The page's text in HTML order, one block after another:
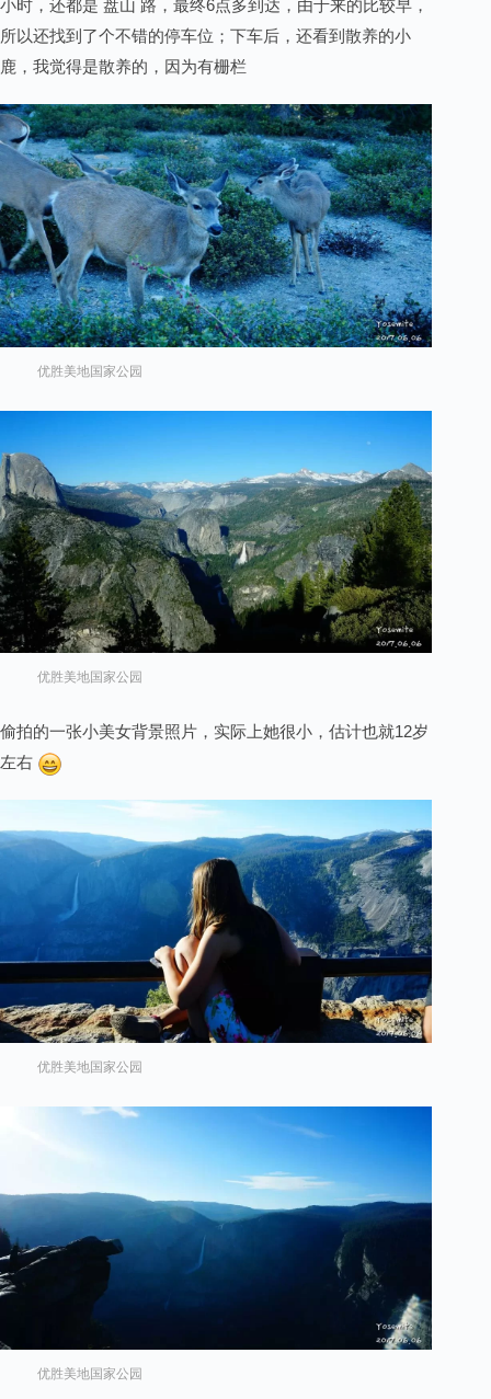
小时，还都是 盘山 路，最终6点多到达，由于来的比较早，
所以还找到了个不错的停车位；下车后，还看到散养的小
鹿，我觉得是散养的，因为有栅栏
优胜美地国家公园
优胜美地国家公园
偷拍的一张小美女背景照片，实际上她很小，估计也就12岁
左右
优胜美地国家公园
优胜美地国家公园